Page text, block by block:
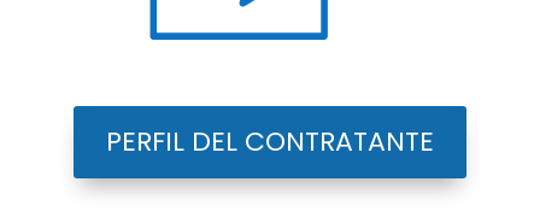
PERFIL DEL CONTRATANTE